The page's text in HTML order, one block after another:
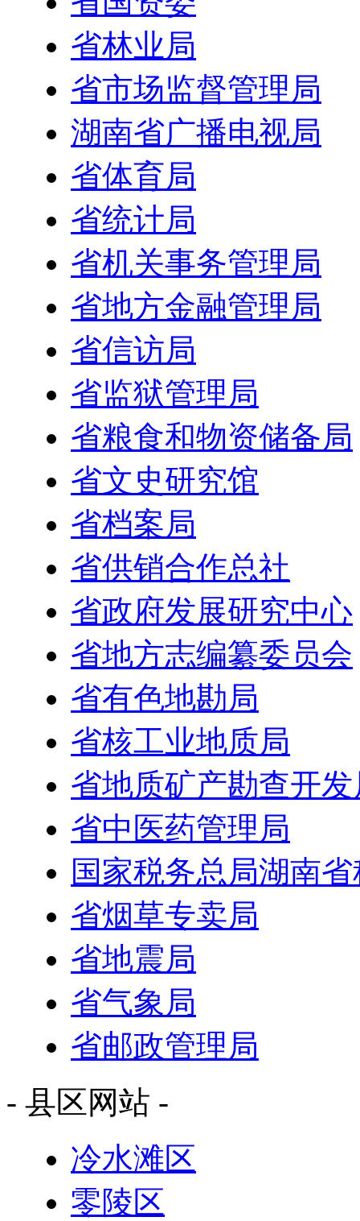
省林业局
省市场监督管理局
湖南省广播电视局
省体育局
省统计局
省机关事务管理局
省地方金融管理局
省信访局
省监狱管理局
省粮食和物资储备局
省文史研究馆
省档案局
省供销合作总社
省政府发展研究中心
省地方志编纂委员会
省有色地勘局
省核工业地质局
省地质矿产勘查开发
省中医药管理局
国家税务总局湖南
省烟草专卖局
省地震局
省气象局
省邮政管理局
- 县区网站 -
冷水滩区
零陵区